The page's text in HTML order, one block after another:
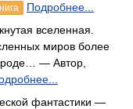
Подробнее...
вселенная.
миров более
— Автор,
фантастики —